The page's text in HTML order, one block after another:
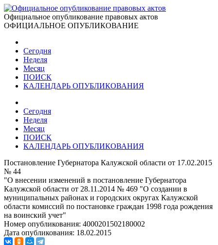
Официальное опубликование правовых актов
ОФИЦИАЛЬНОЕ ОПУБЛИКОВАНИЕ
Сегодня
Неделя
Месяц
ПОИСК
КАЛЕНДАРЬ ОПУБЛИКОВАНИЯ
Сегодня
Неделя
Месяц
ПОИСК
КАЛЕНДАРЬ ОПУБЛИКОВАНИЯ
Постановление Губернатора Калужской области от 17.02.2015
№ 44
"О внесении изменений в постановление Губернатора
Калужской области от 28.11.2014 № 469 "О создании в
муниципальных районах и городских округах Калужской
области комиссий по постановке граждан 1998 года рождения
на воинский учет"
Номер опубликования: 4000201502180002
Дата опубликования: 18.02.2015